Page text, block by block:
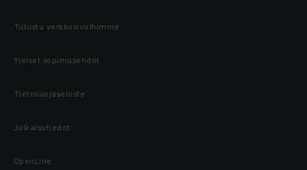
Tutustu verkkosivuihimme
Yleiset sopimusehdot
Tietosuojaseloste
Julkaisutiedot
OpenLine